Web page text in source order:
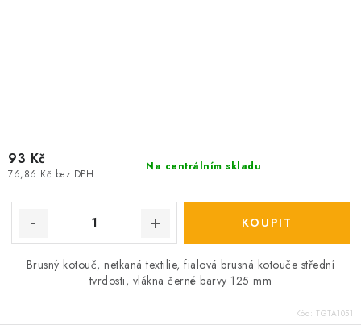
Na centrálním skladu
76,86 Kč bez DPH
93 Kč
Brusný kotouč, netkaná textilie, fialová brusná kotouče střední
tvrdosti, vlákna černé barvy 125 mm
Kód: TGTA1051